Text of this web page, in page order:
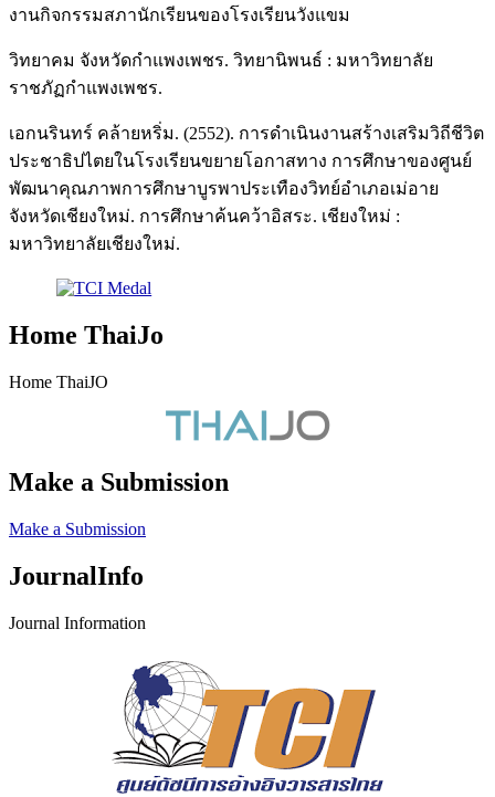
งานกิจกรรมสภานักเรียนของโรงเรียนวังแขม
วิทยาคม จังหวัดกำแพงเพชร. วิทยานิพนธ์ : มหาวิทยาลัย
ราชภัฏกำแพงเพชร.
เอกนรินทร์ คล้ายหริ่ม. (2552). การดำเนินงานสร้างเสริมวิถีชีวิต
ประชาธิปไตยในโรงเรียนขยายโอกาสทาง การศึกษาของศูนย์
พัฒนาคุณภาพการศึกษาบูรพาประเทืองวิทย์อำเภอเม่อาย
จังหวัดเชียงใหม่. การศึกษาค้นคว้าอิสระ. เชียงใหม่ :
มหาวิทยาลัยเชียงใหม่.
Home ThaiJo
Home ThaiJO
Make a Submission
Make a Submission
JournalInfo
Journal Information